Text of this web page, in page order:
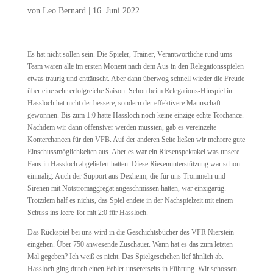
von Leo Bernard| 16. Juni 2022
Es hat nicht sollen sein. Die Spieler, Trainer, Verantwortliche rund ums
Team waren alle im ersten Monent nach dem Aus in den Relegationsspielen
etwas traurig und enttäuscht. Aber dann überwog schnell wieder die Freude
über eine sehr erfolgreiche Saison. Schon beim Relegations-Hinspiel in
Hassloch hat nicht der bessere, sondern der effektivere Mannschaft
gewonnen. Bis zum 1:0 hatte Hassloch noch keine einzige echte Torchance.
Nachdem wir dann offensiver werden mussten, gab es vereinzelte
Konterchancen für den VFB. Auf der anderen Seite ließen wir mehrere gute
Einschussmöglichkeiten aus. Aber es war ein Riesenspektakel was unsere
Fans in Hassloch abgeliefert hatten. Diese Riesenunterstützung war schon
einmalig. Auch der Support aus Dexheim, die für uns Trommeln und
Sirenen mit Notstromaggregat angeschmissen hatten, war einzigartig.
Trotzdem half es nichts, das Spiel endete in der Nachspielzeit mit einem
Schuss ins leere Tor mit 2:0 für Hassloch.
Das Rückspiel bei uns wird in die Geschichtsbücher des VFR Nierstein
eingehen. Über 750 anwesende Zuschauer. Wann hat es das zum letzten
Mal gegeben? Ich weiß es nicht. Das Spielgeschehen lief ähnlich ab.
Hassloch ging durch einen Fehler unsererseits in Führung. Wir schossen